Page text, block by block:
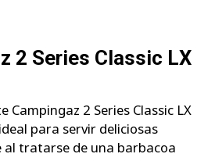
2 Series Classic LX
Campingaz 2 Series Classic LX
para servir deliciosas
al tratarse de una barbacoa